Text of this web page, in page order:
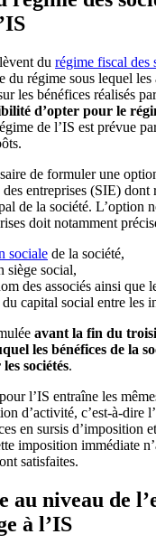
du régime fiscal des
du régime sous lequel les
les bénéfices réalisés
d’opter pour le
de l’IS est prévue
de formuler une
entreprises (SIE) dont
de la société. L’option
doit notamment
sociale de la société,
siège social,
des associés ainsi que
capital social entre les
avant la fin du
les bénéfices de la
sociétés.
l’IS entraîne les
d’activité, c’est-à-dire
en sursis d’imposition
imposition immédiate
satisfaites.
au niveau de
à l’IS